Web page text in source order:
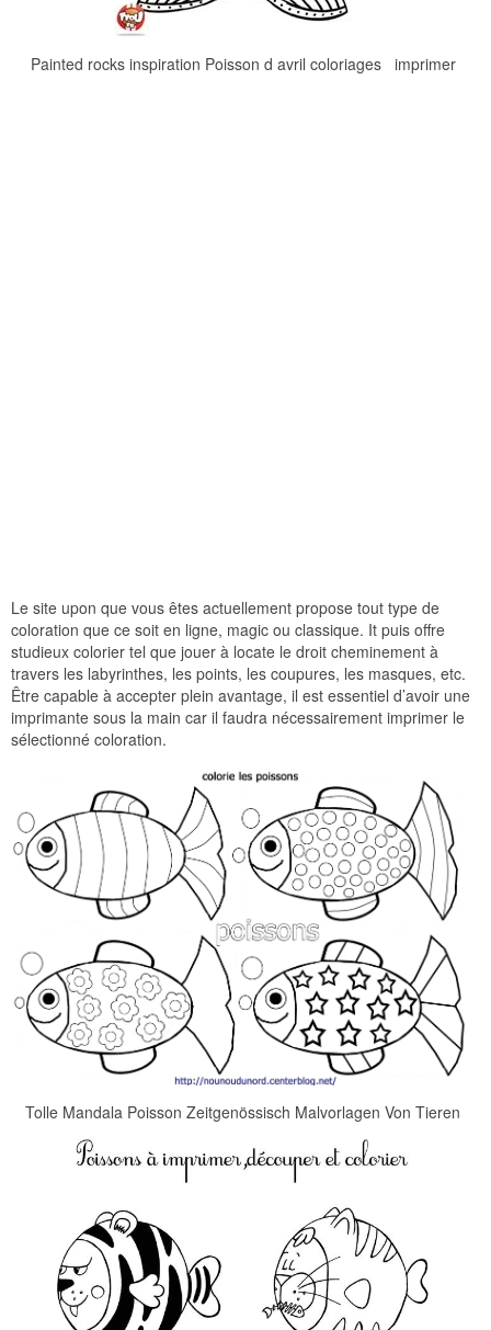
Painted rocks inspiration Poisson d avril coloriages imprimer
Le site upon que vous êtes actuellement propose tout type de
coloration que ce soit en ligne, magic ou classique. It puis offre
studieux colorier tel que jouer à locate le droit cheminement à
travers les labyrinthes, les points, les coupures, les masques, etc.
Être capable à accepter plein avantage, il est essentiel d’avoir une
imprimante sous la main car il faudra nécessairement imprimer le
sélectionné coloration.
Tolle Mandala Poisson Zeitgenössisch Malvorlagen Von Tieren